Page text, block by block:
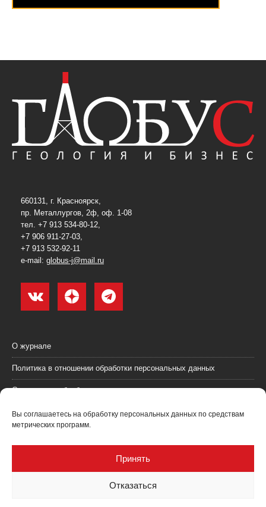
Вы соглашаетесь на обработку персональных данных по средствам
метрических программ.
Принять
Отказаться
660131, г. Красноярск,
пр. Металлургов, 2ф, оф. 1-08
тел. +7 913 534-80-12,
+7 906 911-27-03,
+7 913 532-92-11
e-mail: globus-j@mail.ru
О журнале
Политика в отношении обработки персональных данных
Согласие на обработку персональных данных
Пользовательское соглашение (оферта)